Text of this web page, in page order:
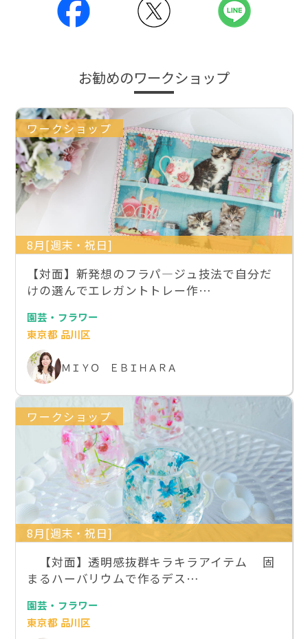
お勧めのワークショップ
ワークショップ
8月[週末・祝日]
【対面】新発想のフラパ―ジュ技法で自分だ
けの選んでエレガントトレー作…
園芸・フラワー
東京都 品川区
ＭＩＹＯ ＥＢＩＨＡＲＡ
ワークショップ
8月[週末・祝日]
【対面】透明感抜群キラキラアイテム 固
まるハーバリウムで作るデス…
園芸・フラワー
東京都 品川区